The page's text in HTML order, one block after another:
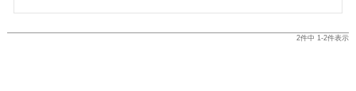
2件中 1-2件表示